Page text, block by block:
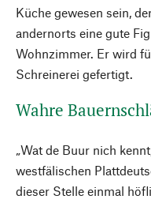
Küche gewesen sein,
andernorts eine gute
Wohnzimmer. Er wird
Schreinerei gefertigt.
Wahre
„Wat de Buur nich
westfälischen
dieser Stelle einmal